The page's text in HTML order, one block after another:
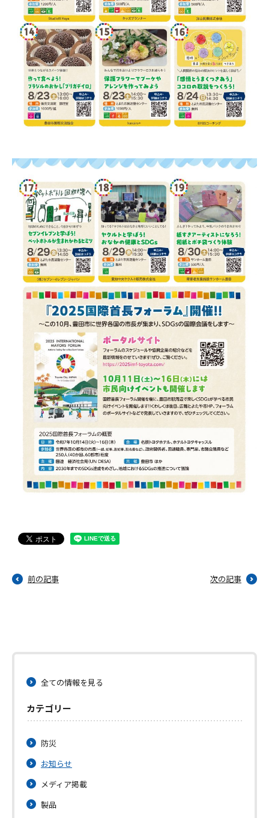
前の記事 次の記事
全ての情報を見る
カテゴリー
防災
お知らせ
メディア掲載
製品